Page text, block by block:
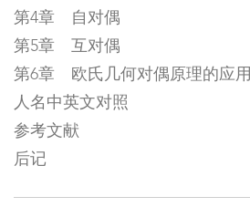
第4章 自对偶
第5章 互对偶
第6章 欧氏几何对偶原理的应用
人名中英文对照
参考文献
后记